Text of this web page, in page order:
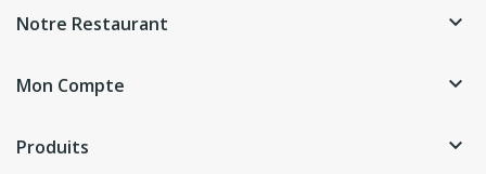
Notre Restaurant keyboard_arrow_down
Mon Compte keyboard_arrow_down
Produits keyboard_arrow_down